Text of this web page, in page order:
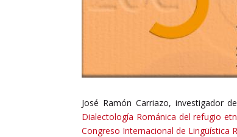
José Ramón Carriazo, investigador
Dialectología Románica del refugio
Congreso Internacional de Lingüística